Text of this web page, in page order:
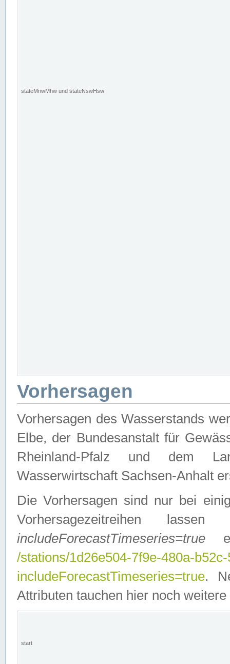
stateMnwMhw und stateNswHsw
Vorhersagen
Vorhersagen des Wasserstands
Elbe, der Bundesanstalt für
Rheinland-Pfalz und dem
Wasserwirtschaft Sachsen-Anhalt
Die Vorhersagen sind nur bei
Vorhersagezeitreihen
includeForecastTimeseries=true
/stations/1d26e504-7f9e-480a-
includeForecastTimeseries=true.
Attributen tauchen hier noch weitere
start